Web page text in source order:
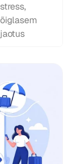
stress,
õiglasem
jaotus